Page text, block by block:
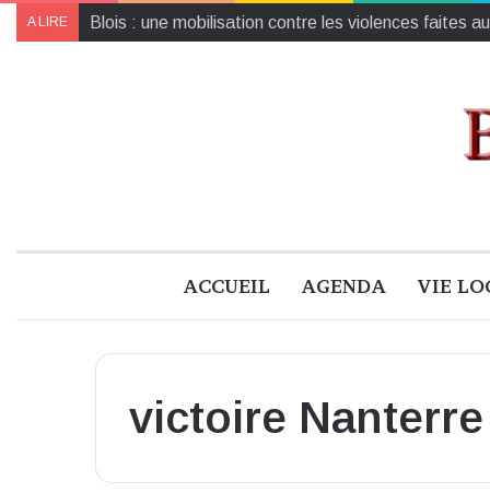
A LIRE Collecte de jouets pour Noël : un geste solidaire
ACCUEIL AGENDA VIE
victoire Nanterre